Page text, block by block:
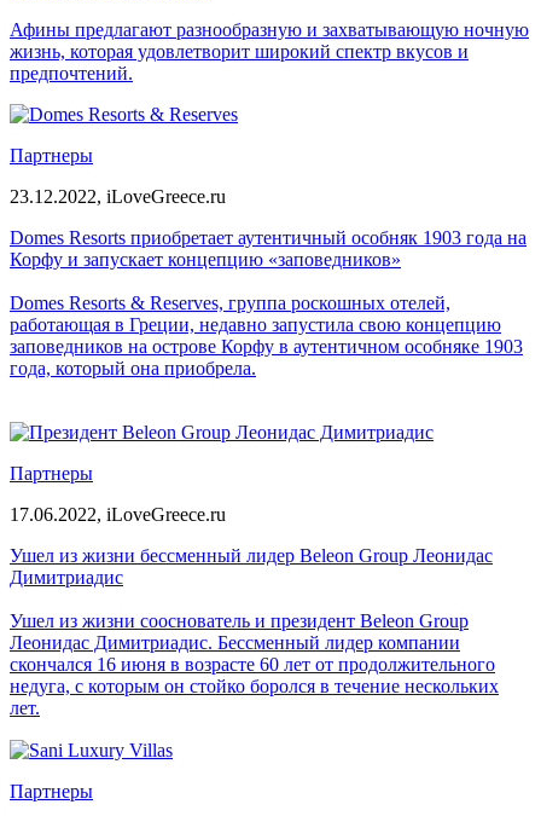
Афины предлагают разнообразную и захватывающую ночную
жизнь, которая удовлетворит широкий спектр вкусов и
предпочтений.
Партнеры
23.12.2022, iLoveGreece.ru
Domes Resorts приобретает аутентичный особняк 1903 года на
Корфу и запускает концепцию «заповедников»
Domes Resorts & Reserves, группа роскошных отелей,
работающая в Греции, недавно запустила свою концепцию
заповедников на острове Корфу в аутентичном особняке 1903
года, который она приобрела.
Партнеры
17.06.2022, iLoveGreece.ru
Ушел из жизни бессменный лидер Beleon Group Леонидас
Димитриадис
Ушел из жизни сооснователь и президент Beleon Group
Леонидас Димитриадис. Бессменный лидер компании
скончался 16 июня в возрасте 60 лет от продолжительного
недуга, с которым он стойко боролся в течение нескольких
лет.
Партнеры